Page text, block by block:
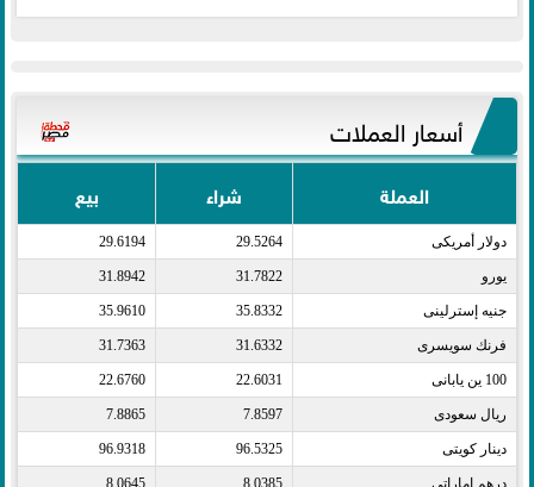
أسعار العملات
العملة شراء بيع
دولار أمريكى​ 29.5264
29.6194
يورو​ 31.7822
31.8942
جنيه إسترلينى​ 35.8332
35.9610
فرنك سويسرى​ 31.6332
31.7363
100 ين يابانى​ 22.6031
22.6760
ريال سعودى​ 7.8597
7.8865
دينار كويتى​ 96.5325
96.9318
درهم اماراتى​ 8.0385
8.0645